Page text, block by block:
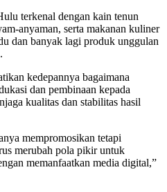
terkenal dengan kain tenun
anyaman, serta makanan kuliner
dan banyak lagi produk unggulan
kedepannya bagaimana
dan pembinaan kepada
kualitas dan stabilitas hasil
mempromosikan tetapi
merubah pola pikir untuk
memanfaatkan media digital,”